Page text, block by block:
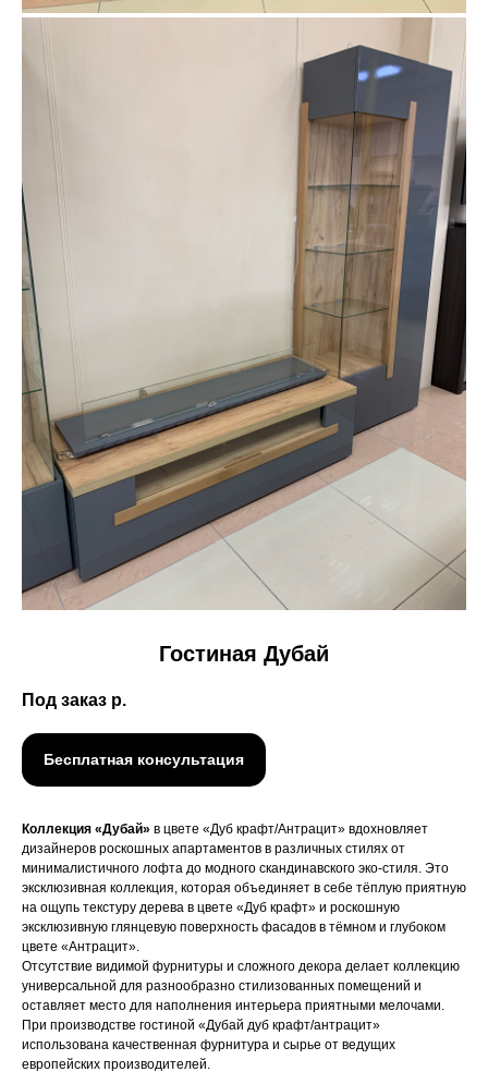
Гостиная Дубай
Под заказ р.
Бесплатная консультация
Коллекция «Дубай» в цвете «Дуб крафт/Антрацит» вдохновляет
дизайнеров роскошных апартаментов в различных стилях от
минималистичного лофта до модного скандинавского эко-стиля. Это
эксклюзивная коллекция, которая объединяет в себе тёплую приятную
на ощупь текстуру дерева в цвете «Дуб крафт» и роскошную
эксклюзивную глянцевую поверхность фасадов в тёмном и глубоком
цвете «Антрацит».
Отсутствие видимой фурнитуры и сложного декора делает коллекцию
универсальной для разнообразно стилизованных помещений и
оставляет место для наполнения интерьера приятными мелочами.
При производстве гостиной «Дубай дуб крафт/антрацит»
использована качественная фурнитура и сырье от ведущих
европейских производителей.